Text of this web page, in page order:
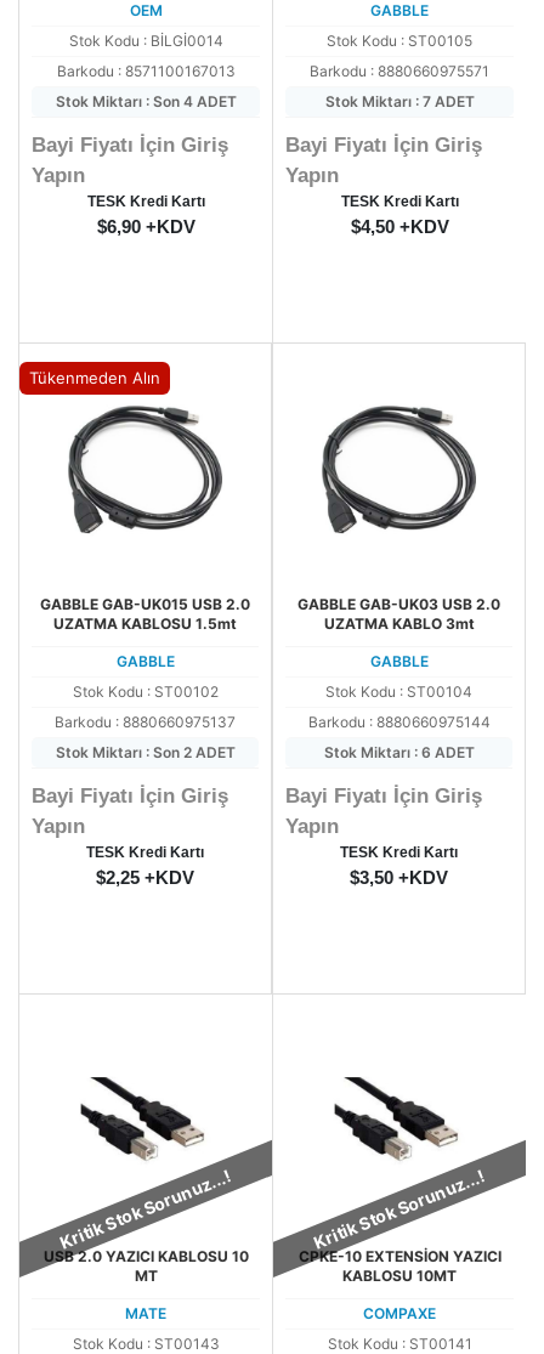
OEM
Stok Kodu : BİLGİ0014
Barkodu : 8571100167013
Stok Miktarı : Son 4 ADET
Bayi Fiyatı İçin Giriş
Yapın
TESK Kredi Kartı
$6,90 +KDV
GABBLE
Stok Kodu : ST00105
Barkodu : 8880660975571
Stok Miktarı : 7 ADET
Bayi Fiyatı İçin Giriş
Yapın
TESK Kredi Kartı
$4,50 +KDV
Tükenmeden Alın
GABBLE GAB-UK015 USB 2.0
UZATMA KABLOSU 1.5mt
GABBLE
Stok Kodu : ST00102
Barkodu : 8880660975137
Stok Miktarı : Son 2 ADET
Bayi Fiyatı İçin Giriş
Yapın
TESK Kredi Kartı
$2,25 +KDV
GABBLE GAB-UK03 USB 2.0
UZATMA KABLO 3mt
GABBLE
Stok Kodu : ST00104
Barkodu : 8880660975144
Stok Miktarı : 6 ADET
Bayi Fiyatı İçin Giriş
Yapın
TESK Kredi Kartı
$3,50 +KDV
Kritik Stok Sorunuz...!
USB 2.0 YAZICI KABLOSU 10
MT
MATE
Stok Kodu : ST00143
Kritik Stok Sorunuz...!
CPKE-10 EXTENSİON YAZICI
KABLOSU 10MT
COMPAXE
Stok Kodu : ST00141